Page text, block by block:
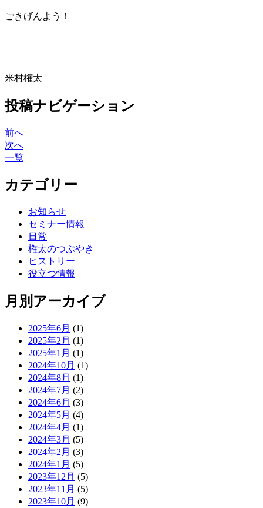
ごきげんよう！
米村権太
投稿ナビゲーション
前へ
次へ
一覧
カテゴリー
お知らせ
セミナー情報
日常
権太のつぶやき
ヒストリー
役立つ情報
月別アーカイブ
2025年6月 (1)
2025年2月 (1)
2025年1月 (1)
2024年10月 (1)
2024年8月 (1)
2024年7月 (2)
2024年6月 (3)
2024年5月 (4)
2024年4月 (1)
2024年3月 (5)
2024年2月 (3)
2024年1月 (5)
2023年12月 (5)
2023年11月 (5)
2023年10月 (9)